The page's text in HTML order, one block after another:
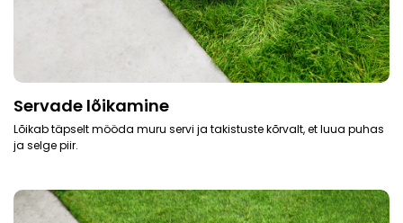
Servade lõikamine
Lõikab täpselt mööda muru servi ja takistuste kõrvalt, et luua puhas
ja selge piir.